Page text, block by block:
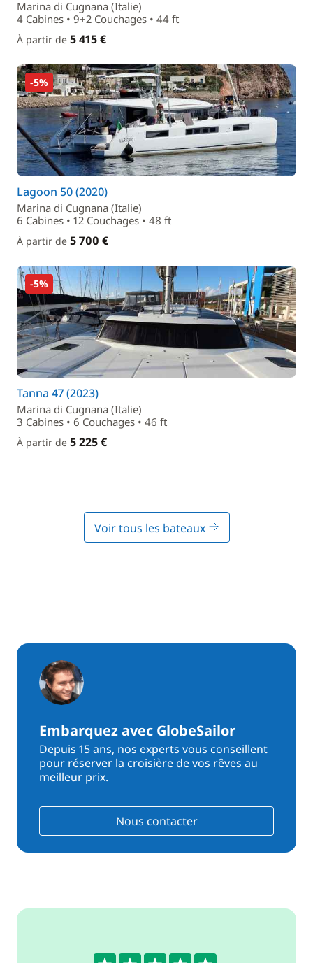
Marina di Cugnana (Italie)
4 Cabines • 9+2 Couchages • 44 ft
À partir de 5 415 €
-5%
Lagoon 50 (2020)
Marina di Cugnana (Italie)
6 Cabines • 12 Couchages • 48 ft
À partir de 5 700 €
-5%
Tanna 47 (2023)
Marina di Cugnana (Italie)
3 Cabines • 6 Couchages • 46 ft
À partir de 5 225 €
Voir tous les bateaux
Embarquez avec GlobeSailor
Depuis 15 ans, nos experts vous conseillent
pour réserver la croisière de vos rêves au
meilleur prix.
Nous contacter
5